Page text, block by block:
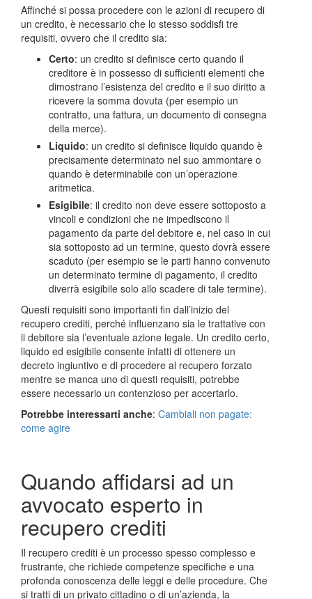
Affinché si possa procedere con le azioni di recupero di
un credito, è necessario che lo stesso soddisfi tre
requisiti, ovvero che il credito sia:
Certo: un credito si definisce certo quando il
creditore è in possesso di sufficienti elementi che
dimostrano l’esistenza del credito e il suo diritto a
ricevere la somma dovuta (per esempio un
contratto, una fattura, un documento di consegna
della merce).
Liquido: un credito si definisce liquido quando è
precisamente determinato nel suo ammontare o
quando è determinabile con un’operazione
aritmetica.
Esigibile: il credito non deve essere sottoposto a
vincoli e condizioni che ne impediscono il
pagamento da parte del debitore e, nel caso in cui
sia sottoposto ad un termine, questo dovrà essere
scaduto (per esempio se le parti hanno convenuto
un determinato termine di pagamento, il credito
diverrà esigibile solo allo scadere di tale termine).
Questi requisiti sono importanti fin dall’inizio del
recupero crediti, perché influenzano sia le trattative con
il debitore sia l’eventuale azione legale. Un credito certo,
liquido ed esigibile consente infatti di ottenere un
decreto ingiuntivo e di procedere al recupero forzato
mentre se manca uno di questi requisiti, potrebbe
essere necessario un contenzioso per accertarlo.
Potrebbe interessarti anche: Cambiali non pagate:
come agire
Quando affidarsi ad un
avvocato esperto in
recupero crediti
Il recupero crediti è un processo spesso complesso e
frustrante, che richiede competenze specifiche e una
profonda conoscenza delle leggi e delle procedure. Che
si tratti di un privato cittadino o di un’azienda, la